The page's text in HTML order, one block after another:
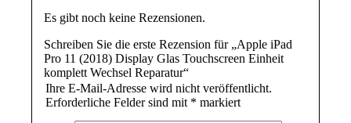
Es gibt noch keine Rezensionen.
Schreiben Sie die erste Rezension für „Apple iPad
Pro 11 (2018) Display Glas Touchscreen Einheit
komplett Wechsel Reparatur“
Ihre E-Mail-Adresse wird nicht veröffentlicht.
Erforderliche Felder sind mit * markiert